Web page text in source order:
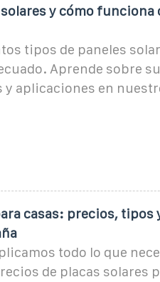
y cómo funciona
tipos de paneles
Aprende sobre su
y aplicaciones en
casas: precios, tipos
todo lo que
de placas solares